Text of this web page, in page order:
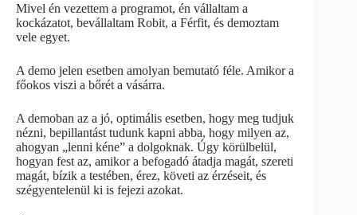
Mivel én vezettem a programot, én vállaltam a
kockázatot, bevállaltam Robit, a Férfit, és demoztam
vele egyet.
A demo jelen esetben amolyan bemutató féle. Amikor a
főokos viszi a bőrét a vásárra.
A demoban az a jó, optimális esetben, hogy meg tudjuk
nézni, bepillantást tudunk kapni abba, hogy milyen az,
ahogyan „lenni kéne” a dolgoknak. Úgy körülbelül,
hogyan fest az, amikor a befogadó átadja magát, szereti
magát, bízik a testében, érez, követi az érzéseit, és
szégyentelenül ki is fejezi azokat.